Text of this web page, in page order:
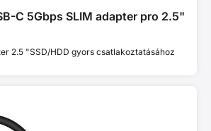
C 5Gbps SLIM adapter pro 2.5"
2.5 "SSD/HDD gyors csatlakoztatásához